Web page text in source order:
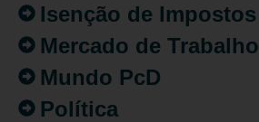
Isenção de Impostos
Mercado de Trabalho
Mundo PcD
Política